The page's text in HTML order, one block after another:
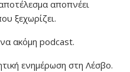
αποπνέει
ξεχωρίζει.
ακόμη podcast.
ενημέρωση στη Λέσβο.